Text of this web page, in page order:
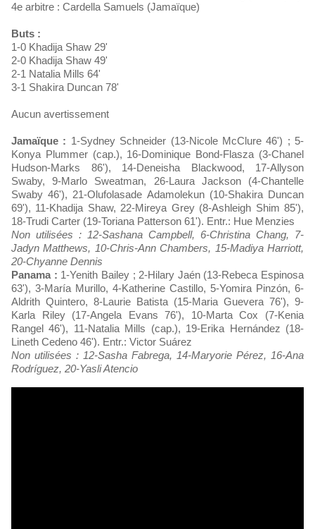
4e arbitre : Cardella Samuels (Jamaïque)
Buts :
1-0 Khadija Shaw 29'
2-0 Khadija Shaw 49'
2-1 Natalia Mills 64'
3-1 Shakira Duncan 78'
Aucun avertissement
Jamaïque : 1-Sydney Schneider (13-Nicole McClure 46') ; 5-
Konya Plummer (cap.), 16-Dominique Bond-Flasza (3-Chanel
Hudson-Marks 86'), 14-Deneisha Blackwood, 17-Allyson
Swaby, 9-Marlo Sweatman, 26-Laura Jackson (4-Chantelle
Swaby 46'), 21-Olufolasade Adamolekun (10-Shakira Duncan
69'), 11-Khadija Shaw, 22-Mireya Grey (8-Ashleigh Shim 85'),
18-Trudi Carter (19-Toriana Patterson 61'). Entr.: Hue Menzies
Non utilisées : 12-Sashana Campbell, 6-Christina Chang, 7-
Jadyn Matthews, 10-Chris-Ann Chambers, 15-Madiya Harriott,
20-Chyanne Dennis
Panama : 1-Yenith Bailey ; 2-Hilary Jaén (13-Rebeca Espinosa
63'), 3-María Murillo, 4-Katherine Castillo, 5-Yomira Pinzón, 6-
Aldrith Quintero, 8-Laurie Batista (15-Maria Guevera 76'), 9-
Karla Riley (17-Angela Evans 76'), 10-Marta Cox (7-Kenia
Rangel 46'), 11-Natalia Mills (cap.), 19-Erika Hernández (18-
Lineth Cedeno 46'). Entr.: Victor Suárez
Non utilisées : 12-Sasha Fabrega, 14-Maryorie Pérez, 16-Ana
Rodríguez, 20-Yasli Atencio